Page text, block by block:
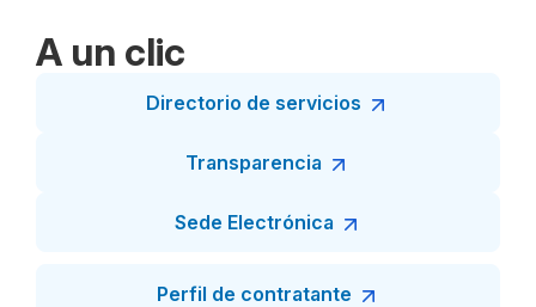
A un clic
Directorio de servicios
Transparencia
Sede Electrónica
Perfil de contratante